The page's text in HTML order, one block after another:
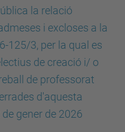
la relació
i excloses a la
125/3, per la qual es
de creació i/ o
de professorat
d'aquesta
gener de 2026